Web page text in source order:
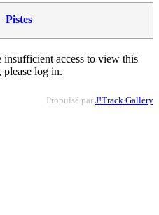
Pistes
access to view this
please log in.
Propulsé par J!Track Gallery